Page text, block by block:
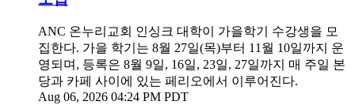
ANC 온누리교회 인싱크 대학이 가을학기 수강생을 모
집한다. 가을 학기는 8월 27일(목)부터 11월 10일까지 운
영되며, 등록은 8월 9일, 16일, 23일, 27일까지 매 주일 본
당과 카페 사이에 있는 페리오에서 이루어진다.
Aug 06, 2026 04:24 PM PDT